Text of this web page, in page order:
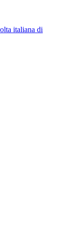
italiana di